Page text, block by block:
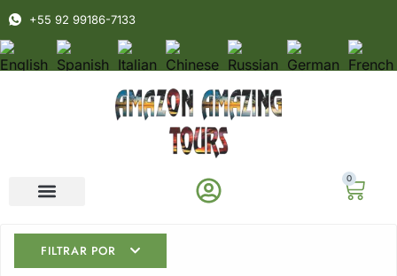
+55 92 99186-7133
0
FILTRAR POR